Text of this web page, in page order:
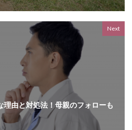
Next
理由と対処法！母親のフォローも